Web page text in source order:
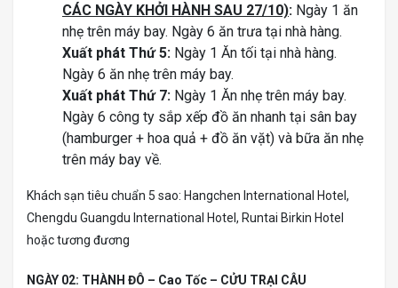
CÁC NGÀY KHỞI HÀNH SAU 27/10): Ngày 1 ăn
nhẹ trên máy bay. Ngày 6 ăn trưa tại nhà hàng.
Xuất phát Thứ 5: Ngày 1 Ăn tối tại nhà hàng.
Ngày 6 ăn nhẹ trên máy bay.
Xuất phát Thứ 7: Ngày 1 Ăn nhẹ trên máy bay.
Ngày 6 công ty sắp xếp đồ ăn nhanh tại sân bay
(hamburger + hoa quả + đồ ăn vặt) và bữa ăn nhẹ
trên máy bay về.
Khách sạn tiêu chuẩn 5 sao: Hangchen International Hotel,
Chengdu Guangdu International Hotel, Runtai Birkin Hotel
hoặc tương đương
NGÀY 02: THÀNH ĐÔ – Cao Tốc – CỬU TRẠI CÂU